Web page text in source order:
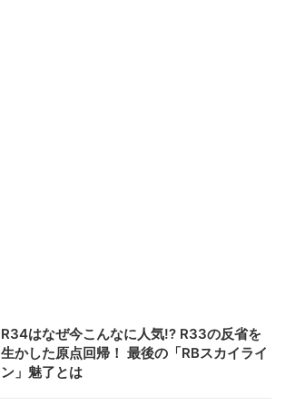
R34はなぜ今こんなに人気!? R33の反省を
生かした原点回帰！ 最後の「RBスカイライ
ン」魅了とは